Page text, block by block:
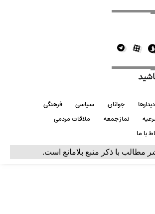
دیدارها جوانان سیاسی
فرهنگی
نماز جمعه
ملاقات مردمی
با ما
مطالب با ذکر منبع بلامانع است.